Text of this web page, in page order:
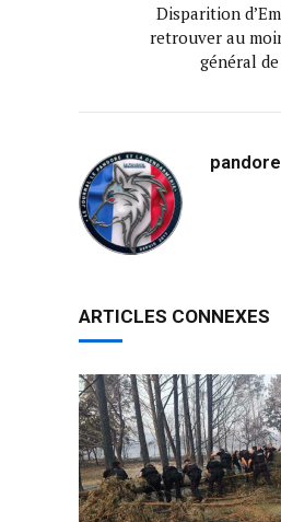
Disparition
retrouver au
général
pandore
ARTICLES CONNEXES